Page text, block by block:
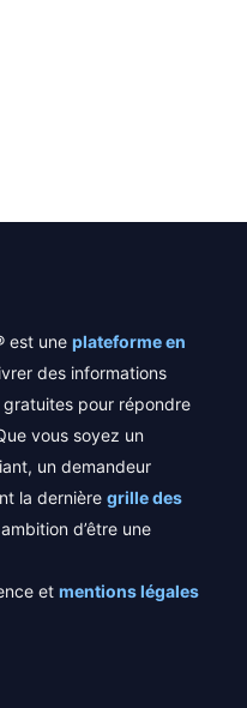
est une plateforme en
des informations
pour répondre
vous soyez un
un demandeur
la dernière grille des
d’être une
et mentions légales